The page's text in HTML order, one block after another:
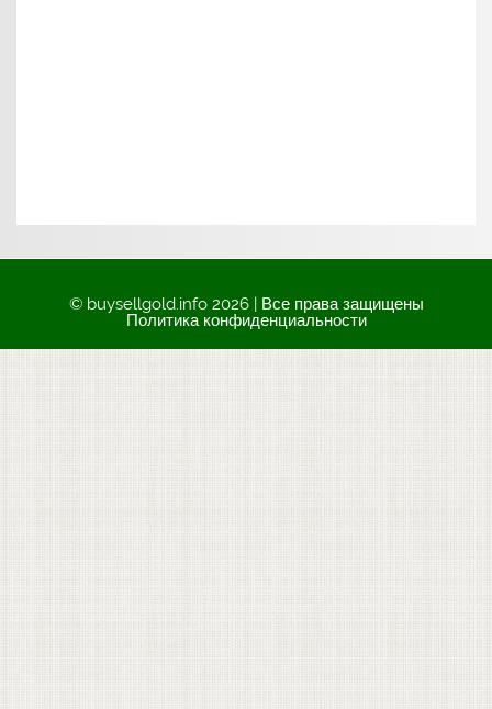
© buysellgold.info 2026 | Все права защищены
Политика конфиденциальности